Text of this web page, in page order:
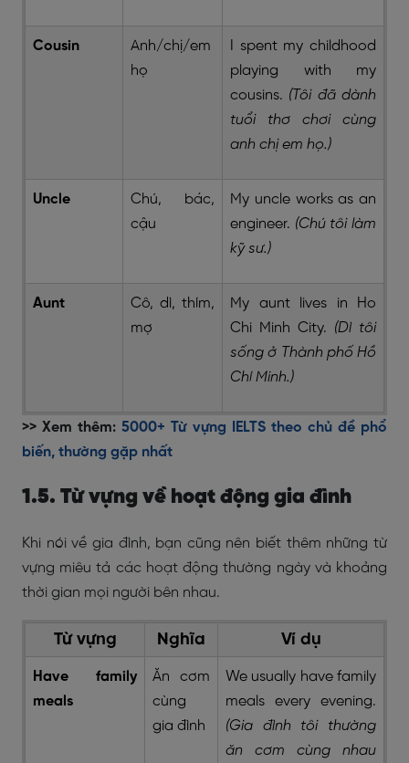
Cousin
Anh/chị/em
họ
I spent my childhood
playing with my
cousins. (Tôi đã dành
tuổi thơ chơi cùng
anh chị em họ.)
Uncle
Chú, bác,
cậu
My uncle works as an
engineer. (Chú tôi làm
kỹ sư.)
Aunt
Cô, dì, thím,
mợ
My aunt lives in Ho
Chi Minh City. (Dì tôi
sống ở Thành phố Hồ
Chí Minh.)
>> Xem thêm:5000+ Từ vựng IELTS theo chủ đề phổ
biến, thường gặp nhất
1.5. Từ vựng về hoạt động gia đình
Khi nói về gia đình, bạn cũng nên biết thêm những từ
vựng miêu tả các hoạt động thường ngày và khoảng
thời gian mọi người bên nhau.
Từ vựng Nghĩa Ví dụ
Have family
meals
Ăn cơm
cùng
gia đình
We usually have family
meals every evening.
(Gia đình tôi thường
ăn cơm cùng nhau